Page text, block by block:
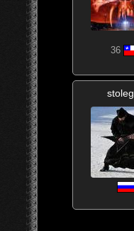
36